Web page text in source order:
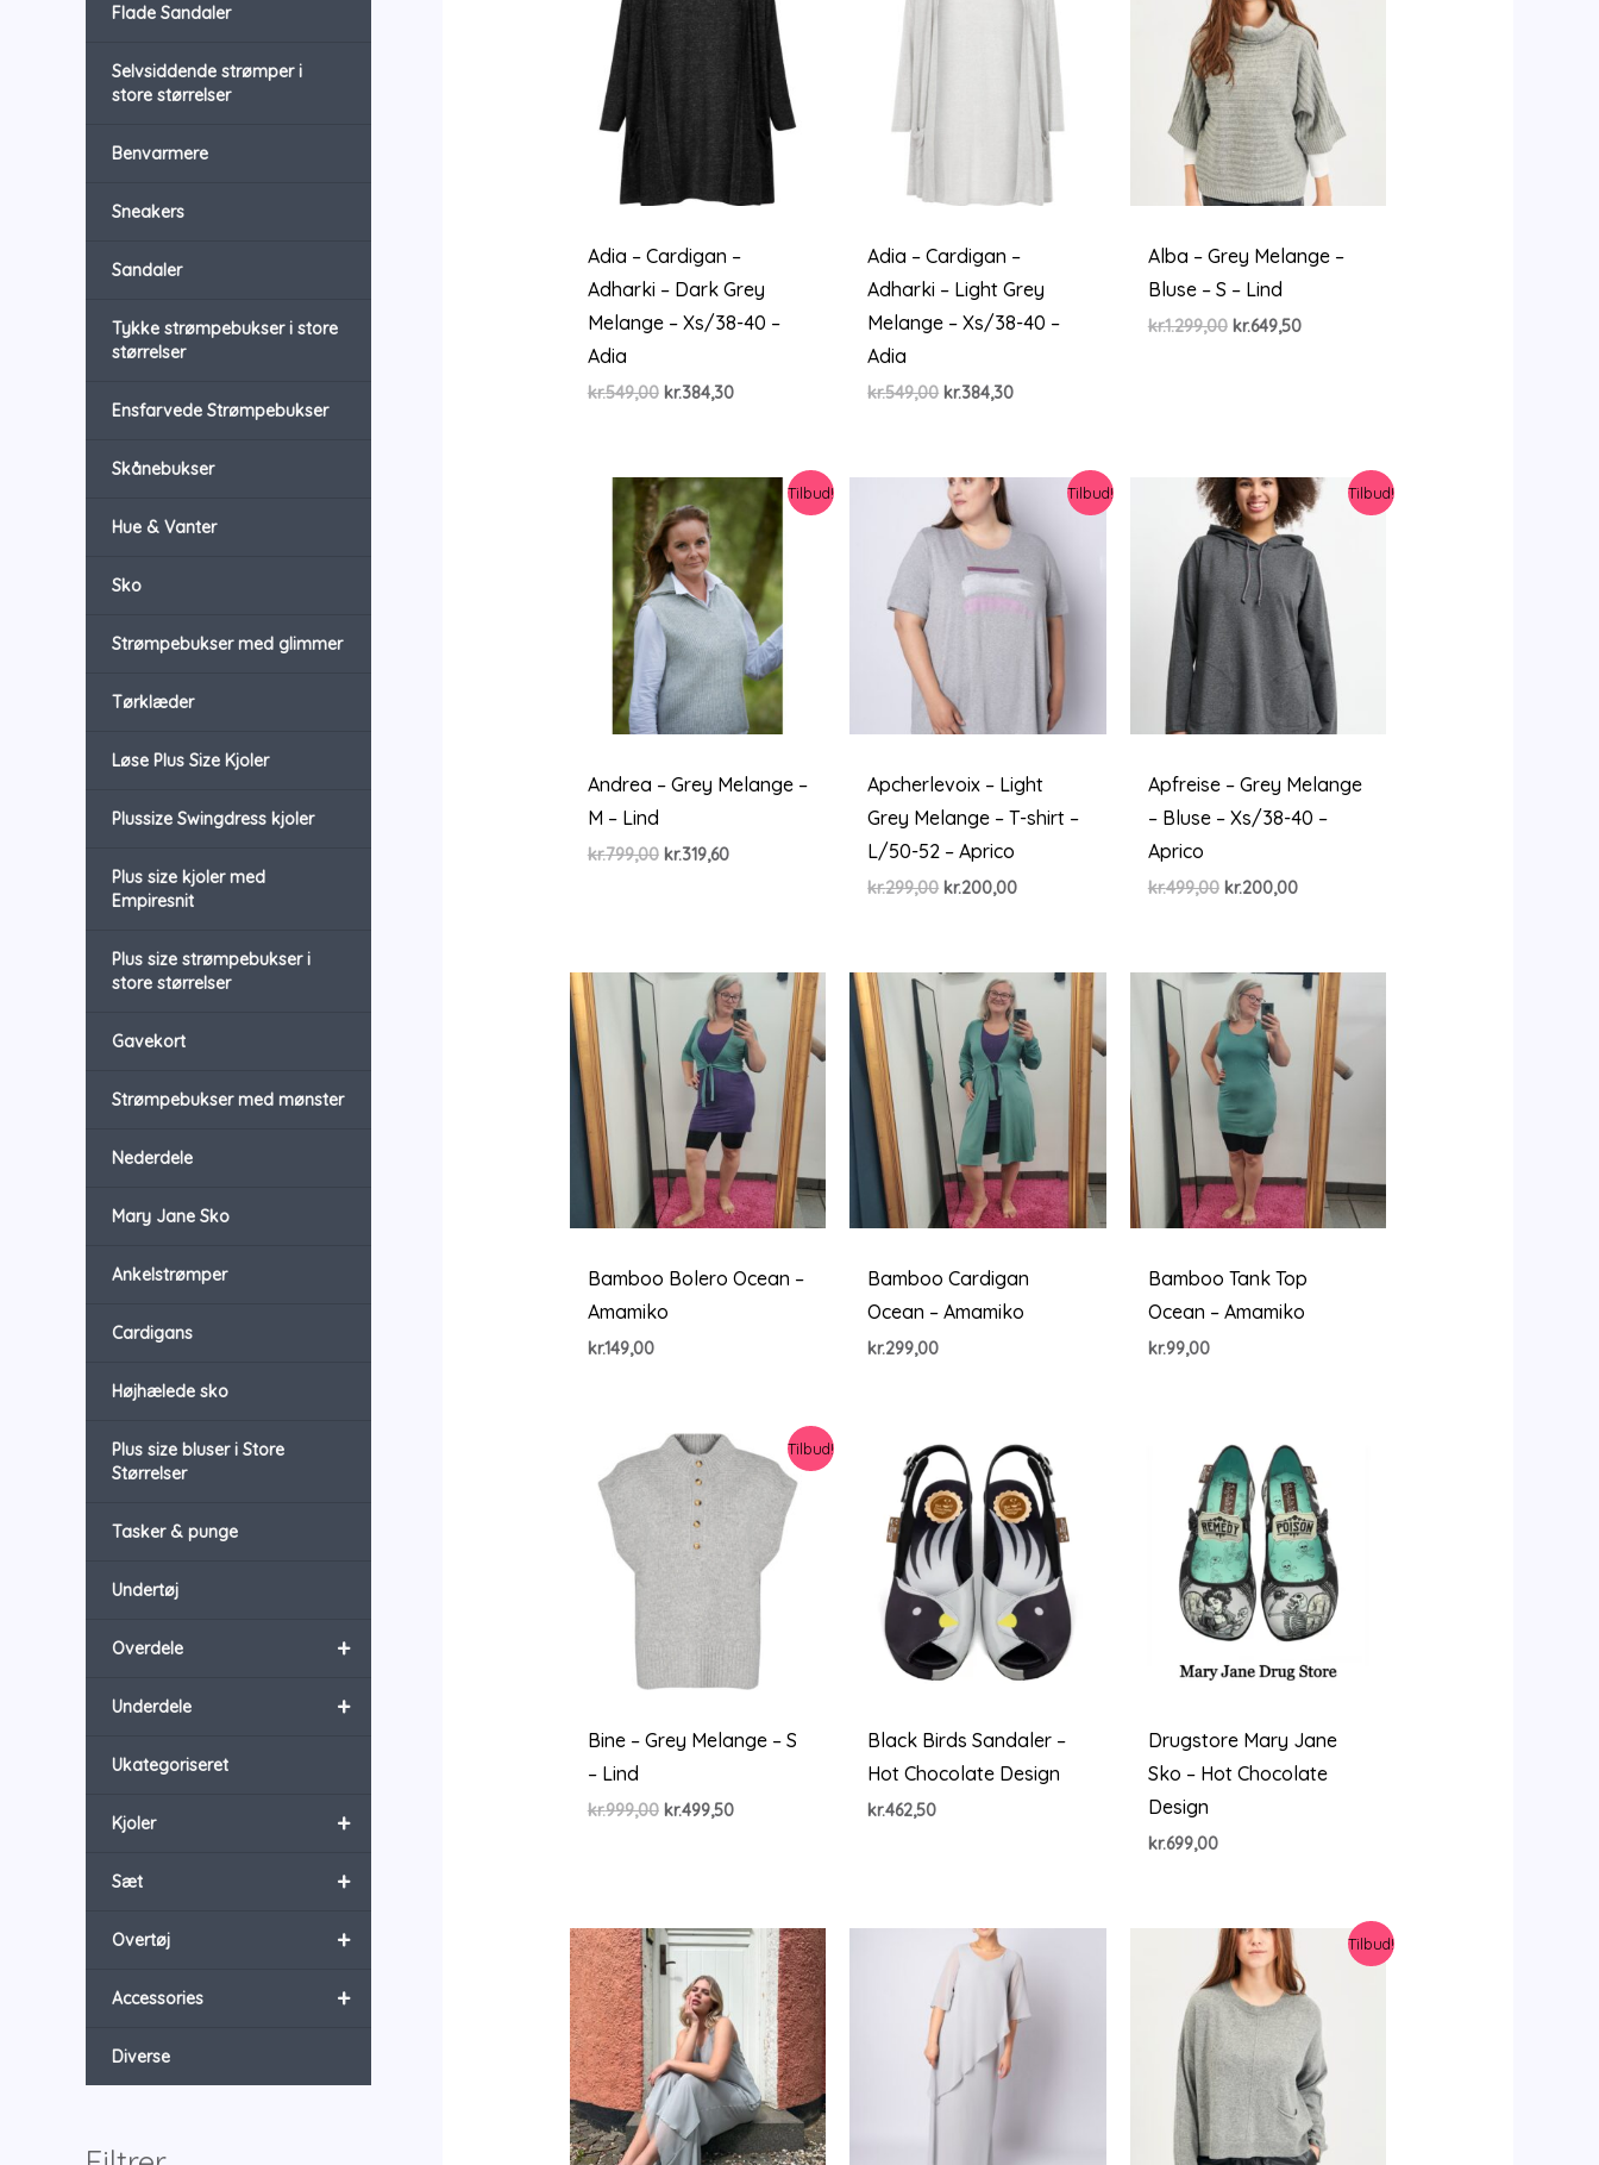
Flade Sandaler
Selvsiddende strømper i
store størrelser
Benvarmere
Sneakers
Sandaler
Tykke strømpebukser i store
størrelser
Ensfarvede Strømpebukser
Skånebukser
Hue & Vanter
Sko
Strømpebukser med glimmer
Tørklæder
Løse Plus Size Kjoler
Plussize Swingdress kjoler
Plus size kjoler med
Empiresnit
Plus size strømpebukser i
store størrelser
Gavekort
Strømpebukser med mønster
Nederdele
Mary Jane Sko
Ankelstrømper
Cardigans
Højhælede sko
Plus size bluser i Store
Størrelser
Tasker & punge
Undertøj
+
Overdele
+
Underdele
Ukategoriseret
+
Kjoler
+
Sæt
+
Overtøj
+
Accessories
Diverse
Adia – Cardigan –
Adharki – Dark Grey
Melange – Xs/38-40 –
Adia
kr.549,00 Den
kr.549,00.
kr.384,30Den
kr.384,30.
Adia – Cardigan –
Adharki – Light Grey
Melange – Xs/38-40 –
Adia
kr.549,00 Den
kr.549,00.
kr.384,30Den
kr.384,30.
Alba – Grey Melange –
Bluse – S – Lind
kr.1.299,00 Den
kr.649,50Den
Tilbud!
Andrea – Grey Melange –
M – Lind
kr.799,00 Den
kr.319,60Den
Tilbud!
Apcherlevoix – Light
Grey Melange – T-shirt –
L/50-52 – Aprico
kr.299,00 Den
kr.299,00.
kr.200,00Den
kr.200,00.
Tilbud!
Apfreise – Grey Melange
– Bluse – Xs/38-40 –
Aprico
kr.499,00 Den
kr.499,00.
kr.200,00Den
kr.200,00.
Bamboo Bolero Ocean –
Amamiko
kr.149,00
Bamboo Cardigan
Ocean – Amamiko
kr.299,00
Bamboo Tank Top
Ocean – Amamiko
kr.99,00
Tilbud!
Bine – Grey Melange – S
– Lind
kr.999,00 Den
kr.499,50Den
Black Birds Sandaler –
Hot Chocolate Design
kr.462,50
Drugstore Mary Jane
Sko – Hot Chocolate
Design
kr.699,00
Tilbud!